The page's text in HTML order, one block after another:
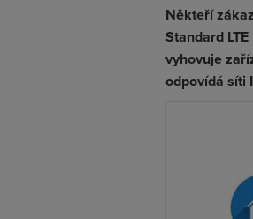
Někteří
Standard
vyhovuje
odpovídá síti